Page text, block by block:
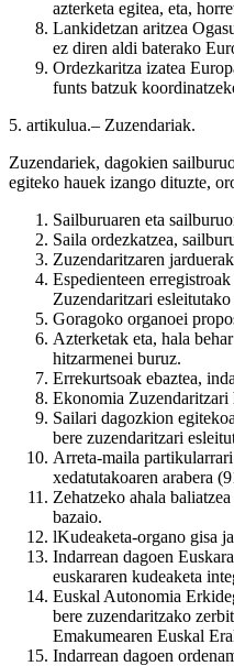
azterketa egitea, eta,
Lankidetzan aritzea
ez diren aldi baterako
Ordezkaritza izatea
funts batzuk
5. artikulua.– Zuzendariak.
Zuzendariek, dagokien
egiteko hauek izango dituzte,
Sailburuaren eta
Saila ordezkatzea,
Zuzendaritzaren
Espedienteen
Zuzendaritzari
Goragoko organoei
Azterketak eta, hala
hitzarmenei buruz.
Errekurtsoak ebaztea,
Ekonomia Zuzendaritzari
Sailari dagozkion
bere zuzendaritzari
Arreta-maila
xedatutakoaren arabera
Zehatzeko ahala
bazaio.
lKudeaketa-organo gisa
Indarrean dagoen
euskararen kudeaketa
Euskal Autonomia
bere zuzendaritzako
Emakumearen Euskal
Indarrean dagoen